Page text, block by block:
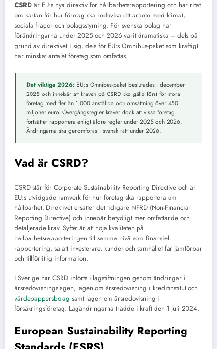
CSRD är EU:s nya direktiv för hållbarhetsrapportering och har ritat
om kartan för hur företag ska redovisa sitt arbete med klimat,
sociala frågor och bolagsstyrning. För svenska bolag har
förändringarna under 2025 och 2026 varit dramatiska – dels på
grund av direktivet i sig, dels för EU:s Omnibus-paket som kraftigt
har minskat antalet företag som omfattas.
Det viktiga 2026: EU:s Omnibus-paket beslutades i december
2025 och innebär att kraven på CSRD ska gälla först för stora
företag med fler än 1 000 anställda och omsättning över 450
miljoner euro. Övergångsregler kräver dock att vissa företag
fortsätter rapportera enligt äldre regler under 2025 och 2026.
Ändringarna ska genomföras i svensk rätt under 2026.
Vad är CSRD?
CSRD står för Corporate Sustainability Reporting Directive och är
EU:s utvidgade ramverk för hur företag ska rapportera om
hållbarhet. Direktivet ersätter det tidigare NFRD (Non-Financial
Reporting Directive) och innebär betydligt mer omfattande och
detaljerade krav. Syftet är att höja kvaliteten på
hållbarhetsrapporteringen till samma nivå som finansiell
rapportering, så att investerare, kunder och samhället får jämförbar
och tillförlitlig information.
I Sverige har CSRD införts i lagstiftningen genom ändringar i
årsredovisningslagen, lagen om årsredovisning i kreditinstitut och
värdepappersbolag samt lagen om årsredovisning i
försäkringsföretag. Lagändringarna trädde i kraft den 1 juli 2024.
European Sustainability Reporting